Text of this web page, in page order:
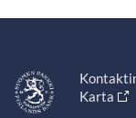
Karta